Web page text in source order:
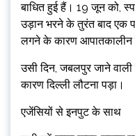
बाधित हुई हैं। 19 जून को,
उड़ान भरने के तुरंत बाद एक
लगने के कारण आपातकालीन
उसी दिन, जबलपुर जाने
कारण दिल्ली लौटना पड़ा।
एजेंसियों से इनपुट के साथ